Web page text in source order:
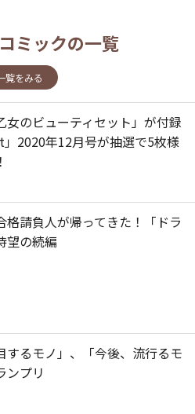
ミックの一覧
覧をみる
女のビューティセット」が付録
2020年12月号が抽選で5枚様
格請負人が帰ってきた！「ドラ
望の続編
するモノ」、「今後、流行るモ
ンプリ